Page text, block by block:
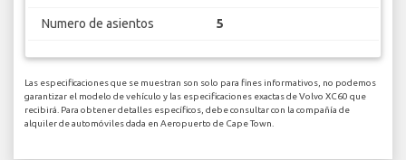
Numero de asientos 5
Las especificaciones que se muestran son solo para fines informativos, no podemos
garantizar el modelo de vehículo y las especificaciones exactas de Volvo XC60 que
recibirá. Para obtener detalles específicos, debe consultar con la compañía de
alquiler de automóviles dada en Aeropuerto de Cape Town.